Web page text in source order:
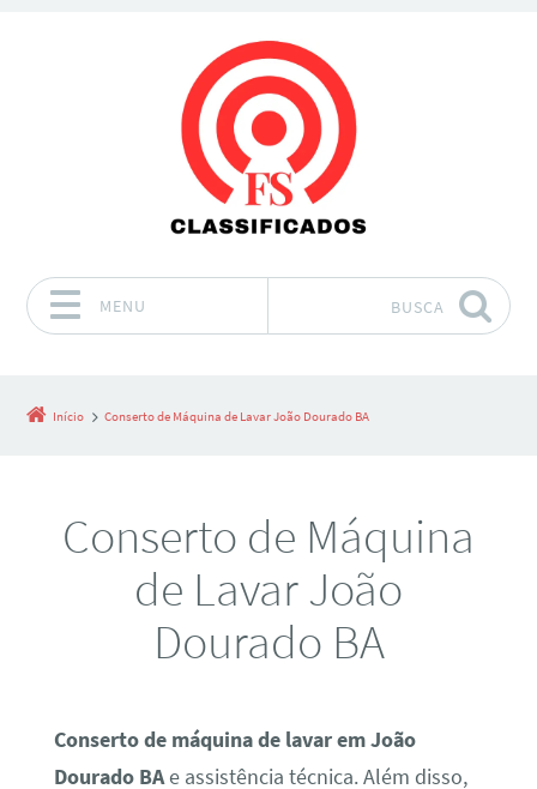
MENU BUSCA
Início Conserto de Máquina de Lavar João Dourado BA
Conserto de Máquina
de Lavar João
Dourado BA
Conserto de máquina de lavar em João
Dourado BAe assistência técnica. Além disso,